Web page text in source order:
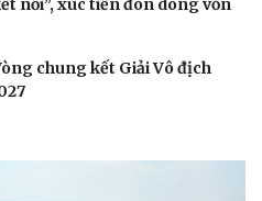
nối”, xúc tiến đón dòng vốn
chung kết Giải Vô địch